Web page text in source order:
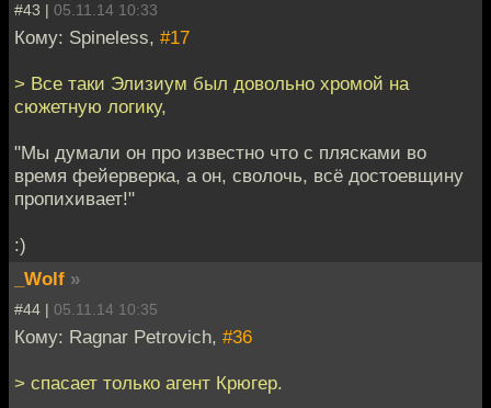
#43 | 05.11.14 10:33
Кому: Spineless, #17
> Все таки Элизиум был довольно хромой на
сюжетную логику,
"Мы думали он про известно что с плясками во
время фейерверка, а он, сволочь, всё достоевщину
пропихивает!"
:)
_Wolf »
#44 | 05.11.14 10:35
Кому: Ragnar Petrovich, #36
> спасает только агент Крюгер.